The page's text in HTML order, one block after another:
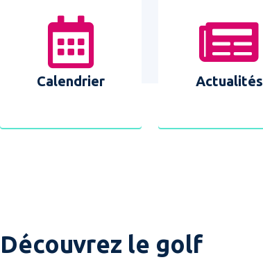
Calendrier Actualités
Découvrez le golf